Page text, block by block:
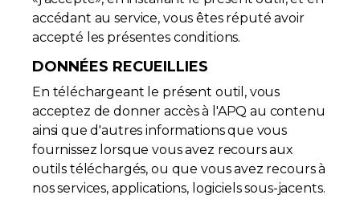
Médias
FAQ
Contact
Adhésion
accédant au service, vous êtes réputé avoir
accepté les présentes conditions.
DONNÉES RECUEILLIES
En téléchargeant le présent outil, vous
acceptez de donner accès à l'APQ au contenu
ainsi que d'autres informations que vous
fournissez lorsque vous avez recours aux
outils téléchargés, ou que vous avez recours à
nos services, applications, logiciels sous-jacents.